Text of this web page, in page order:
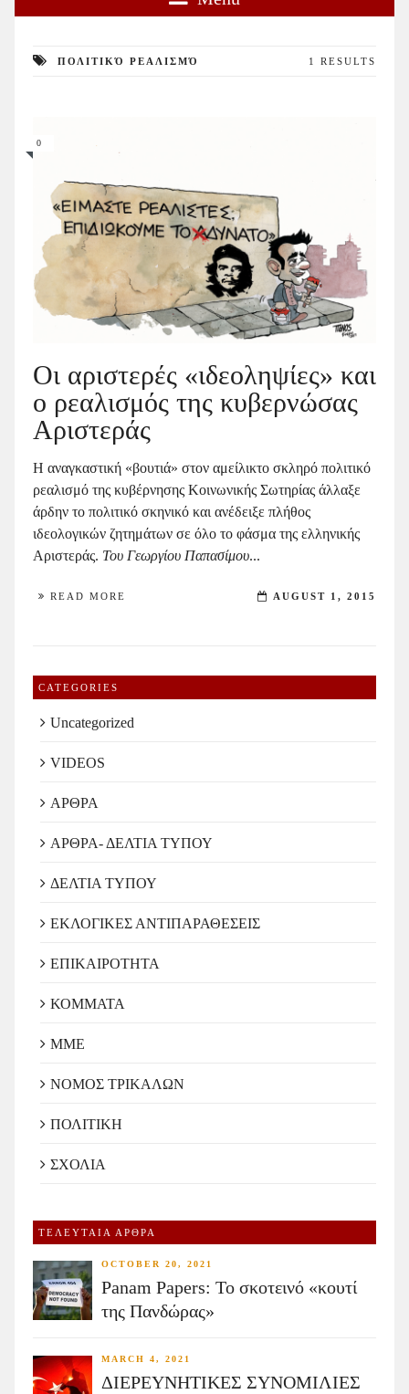
ΠΟΛΙΤΙΚΌ ΡΕΑΛΙΣΜΌ 1 RESULTS
0
Οι αριστερές «ιδεοληψίες» και
ο ρεαλισμός της κυβερνώσας
Αριστεράς
Η αναγκαστική «βουτιά» στον αμείλικτο σκληρό πολιτικό
ρεαλισμό της κυβέρνησης Κοινωνικής Σωτηρίας άλλαξε
άρδην το πολιτικό σκηνικό και ανέδειξε πλήθος
ιδεολογικών ζητημάτων σε όλο το φάσμα της ελληνικής
Αριστεράς. Του Γεωργίου Παπασίμου...
READ MORE AUGUST 1, 2015
CATEGORIES
Uncategorized
VIDEOS
ΑΡΘΡΑ
ΑΡΘΡΑ- ΔΕΛΤΙΑ ΤΥΠΟΥ
ΔΕΛΤΙΑ ΤΥΠΟΥ
ΕΚΛΟΓΙΚΕΣ ΑΝΤΙΠΑΡΑΘΕΣΕΙΣ
ΕΠΙΚΑΙΡΟΤΗΤΑ
ΚΟΜΜΑΤΑ
ΜΜΕ
ΝΟΜΟΣ ΤΡΙΚΑΛΩΝ
ΠΟΛΙΤΙΚΗ
ΣΧΟΛΙΑ
ΤΕΛΕΥΤΑΙΑ ΑΡΘΡΑ
OCTOBER 20, 2021
Panam Papers: Το σκοτεινό «κουτί
της Πανδώρας»
MARCH 4, 2021
ΔΙΕΡΕΥΝΗΤΙΚΕΣ ΣΥΝΟΜΙΛΙΕΣ